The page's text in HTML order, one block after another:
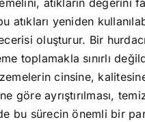
atıkları yeniden
oluşturur. Bir
toplamakla sınırlı
cinsine,
göre ayrıştırılması,
bu sürecin önemli bir